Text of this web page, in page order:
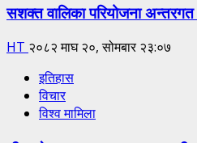
सशक्त वालिका परियोजना
HT २०८२ माघ २०, सोमबार २३:०७
इतिहास
विचार
विश्व मामिला